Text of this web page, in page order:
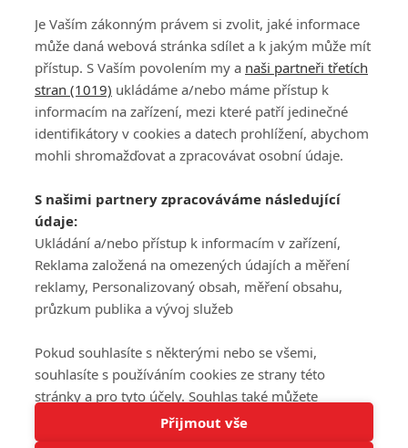
Tato stránka používá soubory cookies.
PŘIHLÁSIT
REGISTROVAT
DISKUZE
Šéfredaktorkou webu jePetr Slavík, e-mailserialy@fandimefilmu.cz
Máte-li zájem o inzerci na našem webu napište nám na e-mail
studio@koncal.com
Ochrana osobních údajů|Zásady používání cookies |Pravidla webu
Upravit nastavení soukromí
© 2016 – 2026 FandimeSerialum.cz / All rights reserved /
Je Vaším zákonným právem si zvolit, jaké informace
může daná webová stránka sdílet a k jakým může mít
přístup. S Vaším povolením my a naši partneři třetích
stran (1019) ukládáme a/nebo máme přístup k
informacím na zařízení, mezi které patří jedinečné
identifikátory v cookies a datech prohlížení, abychom
mohli shromažďovat a zpracovávat osobní údaje.
S našimi partnery zpracováváme následující
údaje:
Ukládání a/nebo přístup k informacím v zařízení,
Reklama založená na omezených údajích a měření
reklamy, Personalizovaný obsah, měření obsahu,
průzkum publika a vývoj služeb
Pokud souhlasíte s některými nebo se všemi,
souhlasíte s používáním cookies ze strany této
stránky a pro tyto účely. Souhlas také můžete
odmítnout, ale v takovém případě vám na stránce
nebudou k dispozici některé personalizované funkce.
Přijmout vše